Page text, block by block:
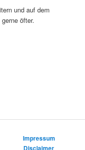
und auf dem
öfter.
Impressum
Disclaimer